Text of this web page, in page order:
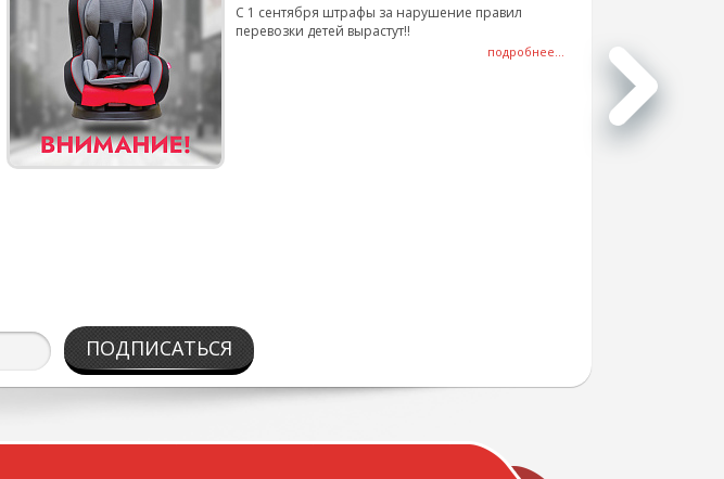
С 1 сентября штрафы за нарушение правил
перевозки детей вырастут!!
подробнее...
ПОДПИСАТЬСЯ